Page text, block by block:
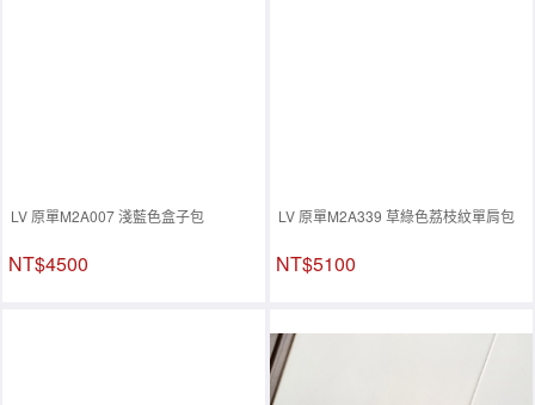
LV 原單M2A007 淺藍色盒子包
NT$4500
LV 原單M2A339 草綠色荔枝紋單肩包
NT$5100